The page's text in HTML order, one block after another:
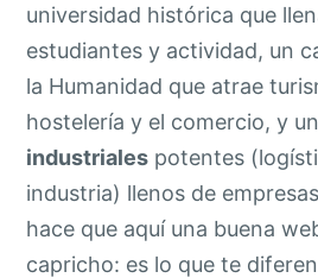
universidad histórica que
estudiantes y actividad, un
la Humanidad que atrae
hostelería y el comercio, y
industriales potentes
industria) llenos de
hace que aquí una buena
capricho: es lo que te